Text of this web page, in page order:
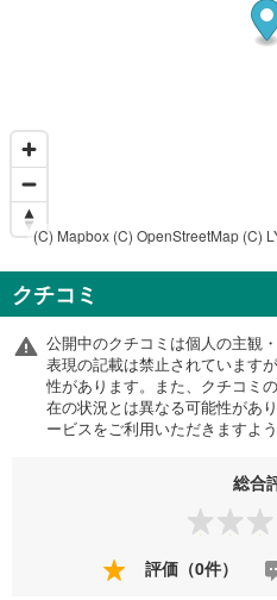
(C) Mapbox (C) OpenStreetMap (C)
クチコミ
公開中のクチコミは個人の主観
表現の記載は禁止されています
性があります。また、クチコミ
在の状況とは異なる可能性があ
ービスをご利用いただきますよ
総合
評価（0件）